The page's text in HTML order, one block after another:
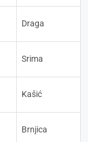
Draga
Srima
Kašić
Brnjica